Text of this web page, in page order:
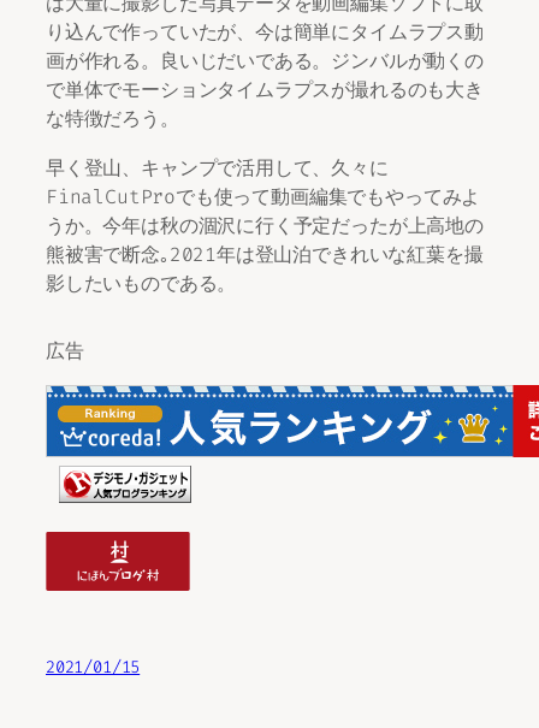
り込んで作っていたが、今は簡単にタイムラプス動
画が作れる。良いじだいである。ジンバルが動くの
で単体でモーションタイムラプスが撮れるのも大き
な特徴だろう。
早く登山、キャンプで活用して、久々に
FinalCutProでも使って動画編集でもやってみよ
うか。今年は秋の涸沢に行く予定だったが上高地の
熊被害で断念｡2021年は登山泊できれいな紅葉を撮
影したいものである。
広告
2021/01/15